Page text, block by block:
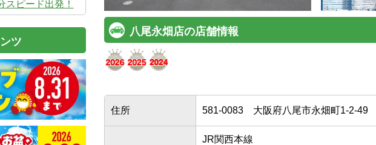
八尾永畑店の店舗情報
住所 581-0083 大阪府八尾市永畑町1-2-49
JR関西本線
ピード出発！
ツ